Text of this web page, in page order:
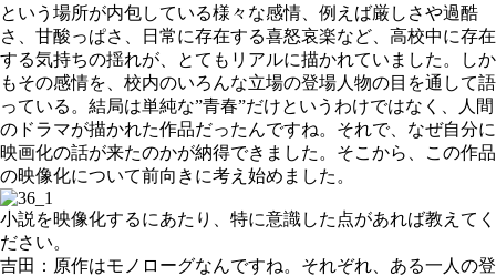
という場所が内包している様々な感情、例えば厳しさや過酷
さ、甘酸っぱさ、日常に存在する喜怒哀楽など、高校中に存在
する気持ちの揺れが、とてもリアルに描かれていました。しか
もその感情を、校内のいろんな立場の登場人物の目を通して語
っている。結局は単純な”青春”だけというわけではなく、人間
のドラマが描かれた作品だったんですね。それで、なぜ自分に
映画化の話が来たのかが納得できました。そこから、この作品
の映像化について前向きに考え始めました。
小説を映像化するにあたり、特に意識した点があれば教えてく
ださい。
吉田：原作はモノローグなんですね。それぞれ、ある一人の登